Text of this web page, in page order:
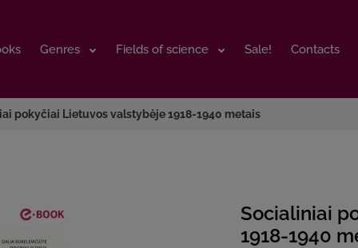
Genres Fields of science Sale! Contacts
Genres Fields of science Sale! Contacts
pokyčiai Lietuvos valstybėje 1918-1940 metais
Socialiniai
1918-1940